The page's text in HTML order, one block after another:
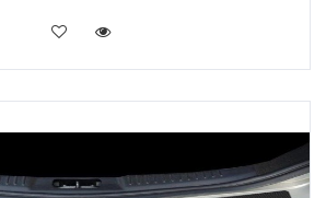
KOUPIT